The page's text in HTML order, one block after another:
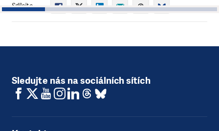
1 2 3 4 5
Sdílejte
Sledujte nás na sociálních sítích